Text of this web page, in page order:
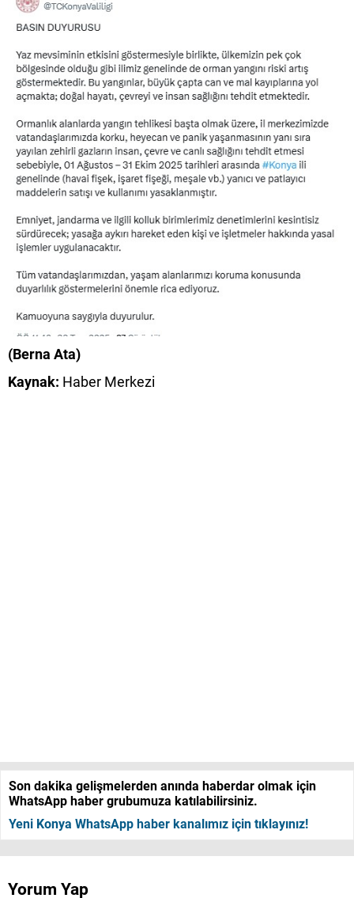
(Berna Ata)
Kaynak: Haber Merkezi
Son dakika gelişmelerden anında haberdar olmak için
WhatsApp haber grubumuza katılabilirsiniz.
Yeni Konya WhatsApp haber kanalımız için tıklayınız!
Yorum Yap